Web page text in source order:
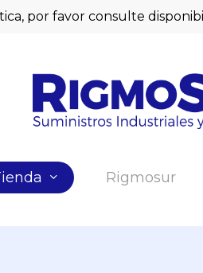
por favor consulte
Rigmosur